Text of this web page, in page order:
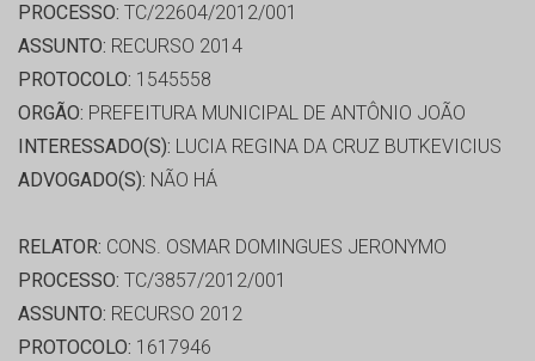
PROCESSO: TC/22604/2012/001
ASSUNTO: RECURSO 2014
PROTOCOLO: 1545558
ORGÃO: PREFEITURA MUNICIPAL DE ANTÔNIO JOÃO
INTERESSADO(S): LUCIA REGINA DA CRUZ BUTKEVICIUS
ADVOGADO(S): NÃO HÁ
RELATOR: CONS. OSMAR DOMINGUES JERONYMO
PROCESSO: TC/3857/2012/001
ASSUNTO: RECURSO 2012
PROTOCOLO: 1617946